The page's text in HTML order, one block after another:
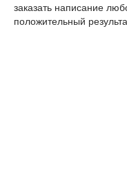
заказать написание
положительный